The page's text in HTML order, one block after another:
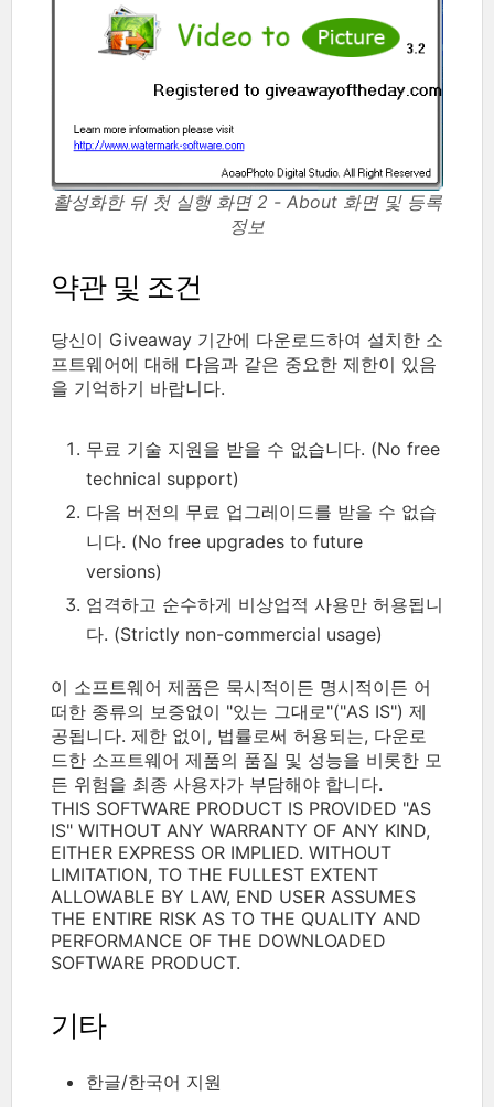
활성화한 뒤 첫 실행 화면 2 - About 화면 및 등록
정보
약관 및 조건
당신이 Giveaway 기간에 다운로드하여 설치한 소
프트웨어에 대해 다음과 같은 중요한 제한이 있음
을 기억하기 바랍니다.
무료 기술 지원을 받을 수 없습니다. (No free
technical support)
다음 버전의 무료 업그레이드를 받을 수 없습
니다. (No free upgrades to future
versions)
엄격하고 순수하게 비상업적 사용만 허용됩니
다. (Strictly non-commercial usage)
이 소프트웨어 제품은 묵시적이든 명시적이든 어
떠한 종류의 보증없이 "있는 그대로"("AS IS") 제
공됩니다. 제한 없이, 법률로써 허용되는, 다운로
드한 소프트웨어 제품의 품질 및 성능을 비롯한 모
든 위험을 최종 사용자가 부담해야 합니다.
THIS SOFTWARE PRODUCT IS PROVIDED "AS
IS" WITHOUT ANY WARRANTY OF ANY KIND,
EITHER EXPRESS OR IMPLIED. WITHOUT
LIMITATION, TO THE FULLEST EXTENT
ALLOWABLE BY LAW, END USER ASSUMES
THE ENTIRE RISK AS TO THE QUALITY AND
PERFORMANCE OF THE DOWNLOADED
SOFTWARE PRODUCT.
기타
한글/한국어 지원